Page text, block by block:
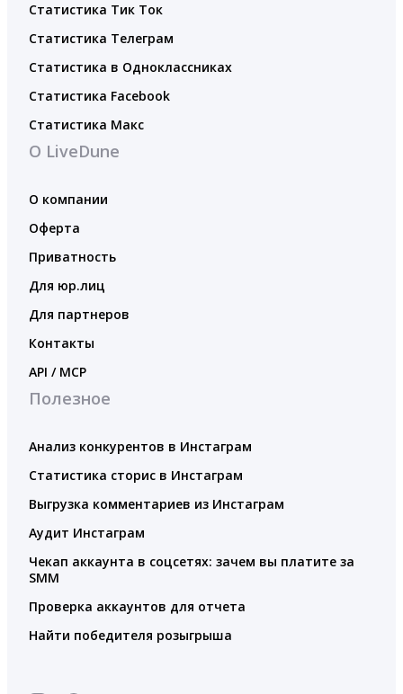
Статистика Тик Ток
Статистика Телеграм
Статистика в Одноклассниках
Статистика Facebook
Статистика Макс
О LiveDune
О компании
Оферта
Приватность
Для юр.лиц
Для партнеров
Контакты
API / MCP
Полезное
Анализ конкурентов в Инстаграм
Статистика сторис в Инстаграм
Выгрузка комментариев из Инстаграм
Аудит Инстаграм
Чекап аккаунта в соцсетях: зачем вы платите за
SMM
Проверка аккаунтов для отчета
Найти победителя розыгрыша